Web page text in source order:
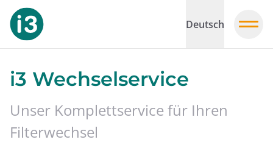
Deutsch
i3 Wechselservice
Unser Komplettservice für Ihren
Filterwechsel